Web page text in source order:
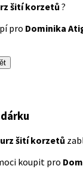
šití korzetů ?
pro Dominika
šití korzetů
koupit pro